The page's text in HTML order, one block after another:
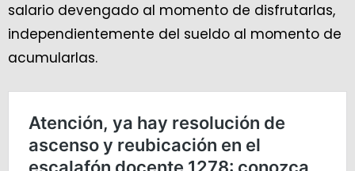
salario devengado al momento de disfrutarlas,
independientemente del sueldo al momento de
acumularlas.